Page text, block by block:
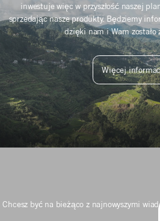
inwestuje więc w przyszłość naszej
sprzedając nasze produkty. Będziemy
dzięki nam i Wam zostało
Więcej
Chcesz być na bieżąco z najnowyszymi